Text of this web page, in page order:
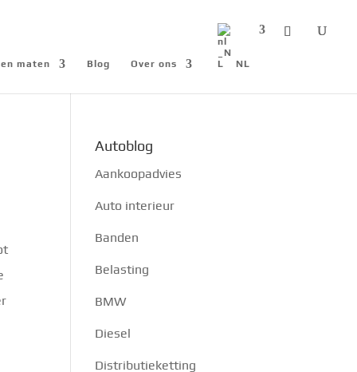
maten Blog Over ons NL
Autoblog
Aankoopadvies
Auto interieur
Banden
Belasting
BMW
Diesel
Distributieketting